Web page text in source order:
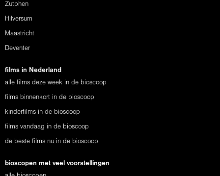
Zutphen
Hilversum
Maastricht
Deventer
films in Nederland
alle films deze week in de bioscoop
films binnenkort in de bioscoop
kinderfilms in de bioscoop
films vandaag in de bioscoop
de beste films nu in de bioscoop
bioscopen met veel voorstellingen